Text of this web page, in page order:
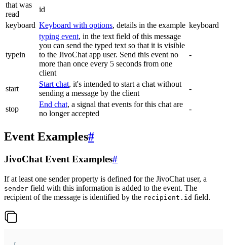
that was
read
id
keyboard Keyboard with options, details in the example keyboard
typein
typing event, in the text field of this message
you can send the typed text so that it is visible
to the JivoChat app user. Send this event no
more than once every 5 seconds from one
client
-
start
Start chat, it's intended to start a chat without
sending a message by the client
-
stop
End chat, a signal that events for this chat are
no longer accepted
-
Event Examples#
JivoChat Event Examples#
If at least one sender property is defined for the JivoChat user, a
sender field with this information is added to the event. The
recipient of the message is identified by the recipient.id field.